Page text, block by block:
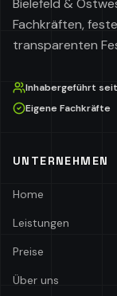
Bielefeld &
Fachkräften,
transparenten
Inhabergeführt
Eigene Fachkräfte
UNTERNEHMEN
Home
Leistungen
Preise
Über uns